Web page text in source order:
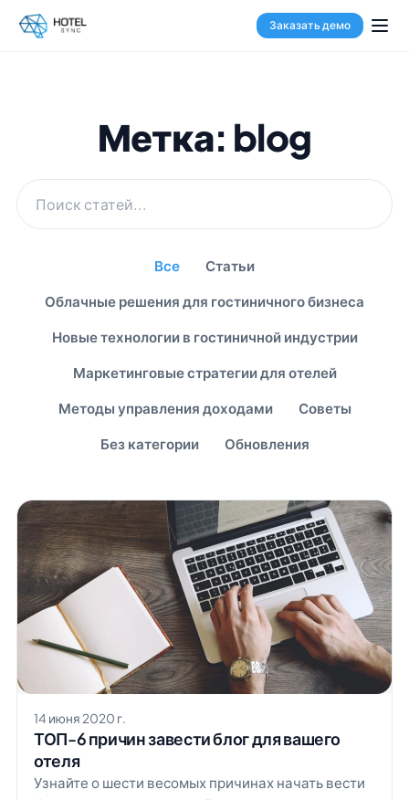
Заказать демо
Метка: blog
Все Статьи
Облачные решения для гостиничного бизнеса
Новые технологии в гостиничной индустрии
Маркетинговые стратегии для отелей
Методы управления доходами Советы
Без категории Обновления
14 июня 2020 г.
ТОП-6 причин завести блог для вашего
отеля
Узнайте о шести весомых причинах начать вести